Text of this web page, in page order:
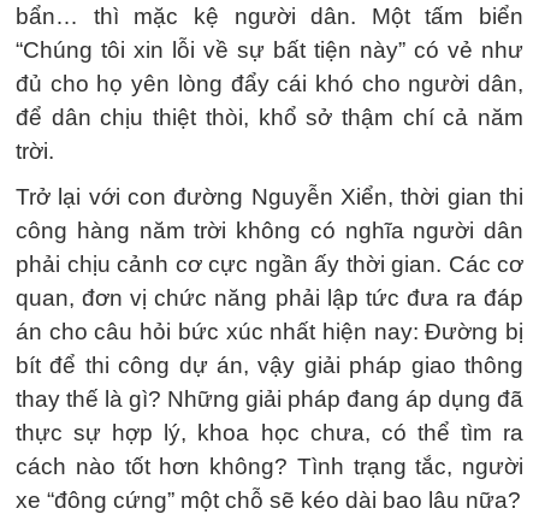
bẩn… thì mặc kệ người dân. Một tấm biển
“Chúng tôi xin lỗi về sự bất tiện này” có vẻ như
đủ cho họ yên lòng đẩy cái khó cho người dân,
để dân chịu thiệt thòi, khổ sở thậm chí cả năm
trời.
Trở lại với con đường Nguyễn Xiển, thời gian thi
công hàng năm trời không có nghĩa người dân
phải chịu cảnh cơ cực ngần ấy thời gian. Các cơ
quan, đơn vị chức năng phải lập tức đưa ra đáp
án cho câu hỏi bức xúc nhất hiện nay: Đường bị
bít để thi công dự án, vậy giải pháp giao thông
thay thế là gì? Những giải pháp đang áp dụng đã
thực sự hợp lý, khoa học chưa, có thể tìm ra
cách nào tốt hơn không? Tình trạng tắc, người
xe “đông cứng” một chỗ sẽ kéo dài bao lâu nữa?